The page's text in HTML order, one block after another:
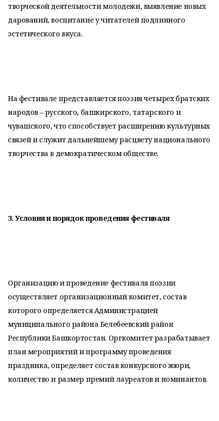
творческой деятельности молодежи, выявление новых
дарований, воспитание у читателей подлинного
эстетического вкуса.
На фестивале представляется поэзия четырех братских
народов – русского, башкирского, татарского и
чувашского, что способствует расширению культурных
связей и служит дальнейшему расцвету национального
творчества в демократическом обществе.
3. Условия и порядок проведения фестиваля
Организацию и проведение фестиваля поэзии
осуществляет организационный комитет, состав
которого определяется Администрацией
муниципального района Белебеевский район
Республики Башкортостан. Оргкомитет разрабатывает
план мероприятий и программу проведения
праздника, определяет состав конкурсного жюри,
количество и размер премий лауреатов и номинантов.